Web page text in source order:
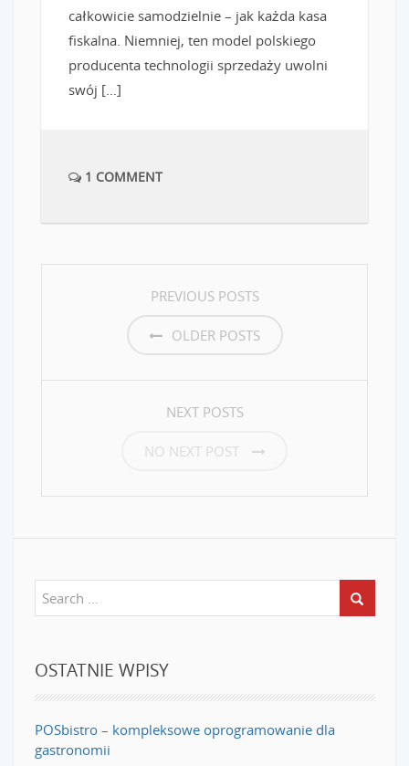
całkowicie samodzielnie – jak każda kasa
fiskalna. Niemniej, ten model polskiego
producenta technologii sprzedaży uwolni
swój […]
1 COMMENT
NAVIGATION
PREVIOUS POSTS
OLDER POSTS
NEXT POSTS
NO NEXT POST
OSTATNIE WPISY
POSbistro – kompleksowe oprogramowanie dla
gastronomii